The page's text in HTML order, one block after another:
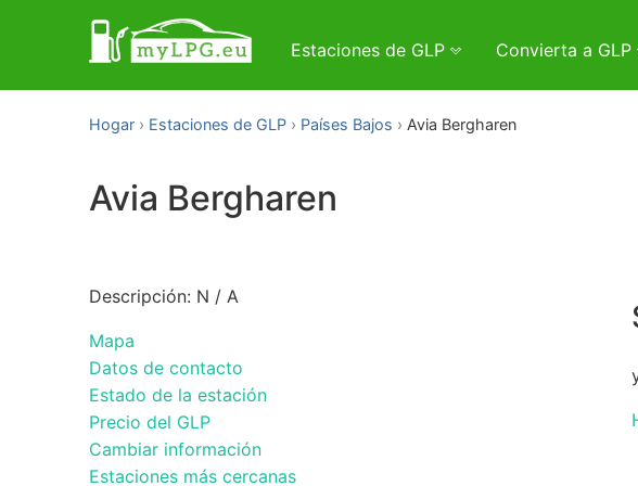
Estaciones de GLP Convierta a GLP
Hogar Estaciones de GLP Países Bajos Avia Bergharen
Avia Bergharen
Descripción: N / A
Mapa
Datos de contacto
Estado de la estación
Precio del GLP
Cambiar información
Estaciones más cercanas